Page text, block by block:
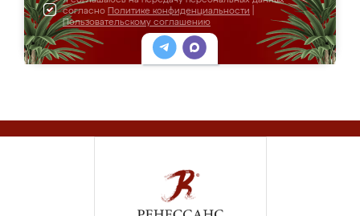
согласно Политике конфиденциальности
Пользовательскому соглашению